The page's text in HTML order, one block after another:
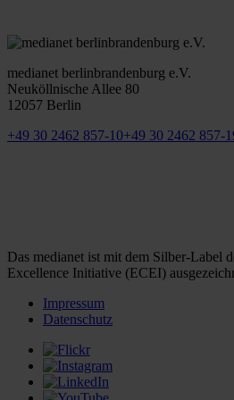
medianet berlinbrandenburg e.V.
Neuköllnische Allee 80
12057 Berlin
+49 30 2462 857-10+49 30 2462 857-
Das medianet ist mit dem Silber-Label
Excellence Initiative (ECEI)
Impressum
Datenschutz